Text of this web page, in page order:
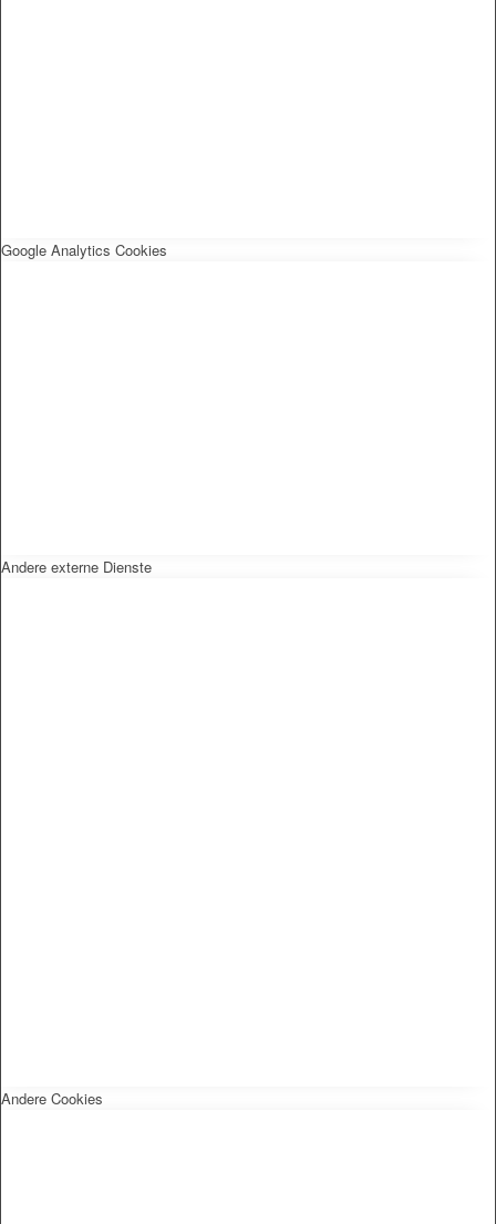
Google Analytics Cookies
Andere externe Dienste
Andere Cookies